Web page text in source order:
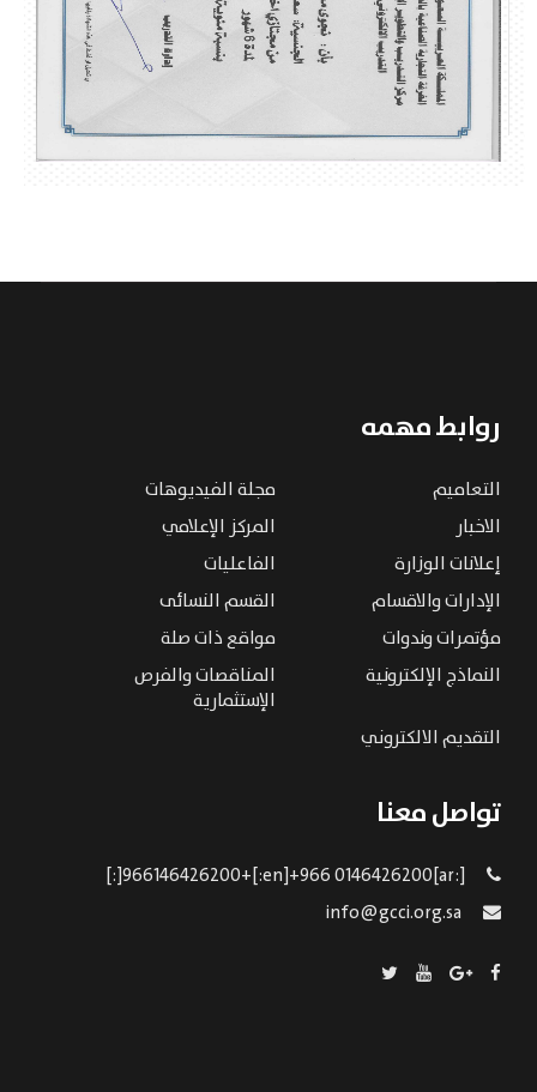
روابط مهمه
التعاميم
مجلة الفيديوهات
الاخبار
المركز الإعلامي
إعلانات الوزارة
الفاعليات
الإدارات والاقسام
القسم النسائى
مؤتمرات وندوات
مواقع ذات صلة
النماذج الإلكترونية
المناقصات والفرص
الإستثمارية
التقديم الالكتروني
تواصل معنا
[:ar]966146426200+[:en]+966 0146426200[:]